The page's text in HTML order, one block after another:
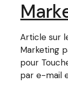
Article sur
Marketing
pour
par e-mail